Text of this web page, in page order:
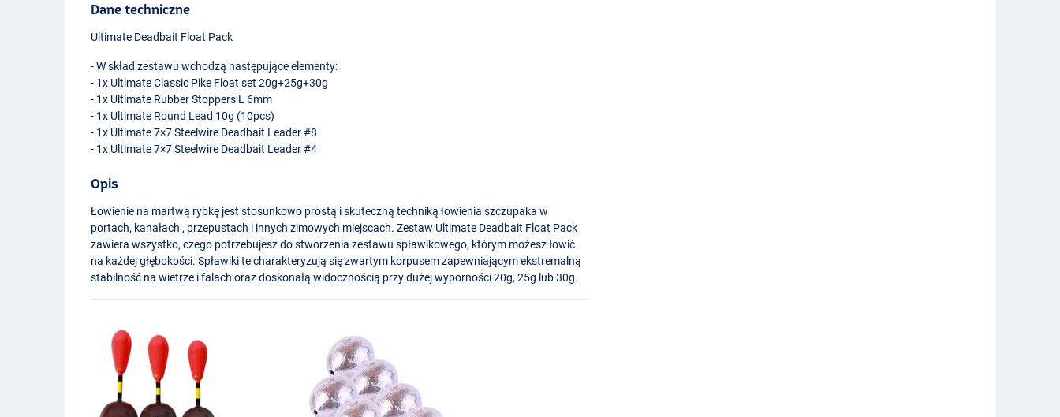
Dane techniczne
Ultimate Deadbait Float Pack
- W skład zestawu wchodzą następujące elementy:
- 1x Ultimate Classic Pike Float set 20g+25g+30g
- 1x Ultimate Rubber Stoppers L 6mm
- 1x Ultimate Round Lead 10g (10pcs)
- 1x Ultimate 7×7 Steelwire Deadbait Leader #8
- 1x Ultimate 7×7 Steelwire Deadbait Leader #4
Opis
Łowienie na martwą rybkę jest stosunkowo prostą i skuteczną techniką łowienia szczupaka w
portach, kanałach , przepustach i innych zimowych miejscach. Zestaw Ultimate Deadbait Float Pack
zawiera wszystko, czego potrzebujesz do stworzenia zestawu spławikowego, którym możesz łowić
na każdej głębokości. Spławiki te charakteryzują się zwartym korpusem zapewniającym ekstremalną
stabilność na wietrze i falach oraz doskonałą widocznością przy dużej wyporności 20g, 25g lub 30g.